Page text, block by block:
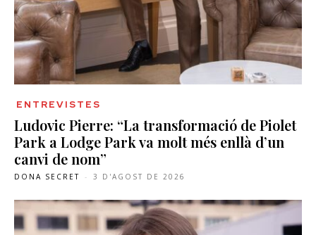
ENTREVISTES
Ludovic Pierre: “La transformació de Piolet
Park a Lodge Park va molt més enllà d’un
canvi de nom”
DONA SECRET - 3 D'AGOST DE 2026